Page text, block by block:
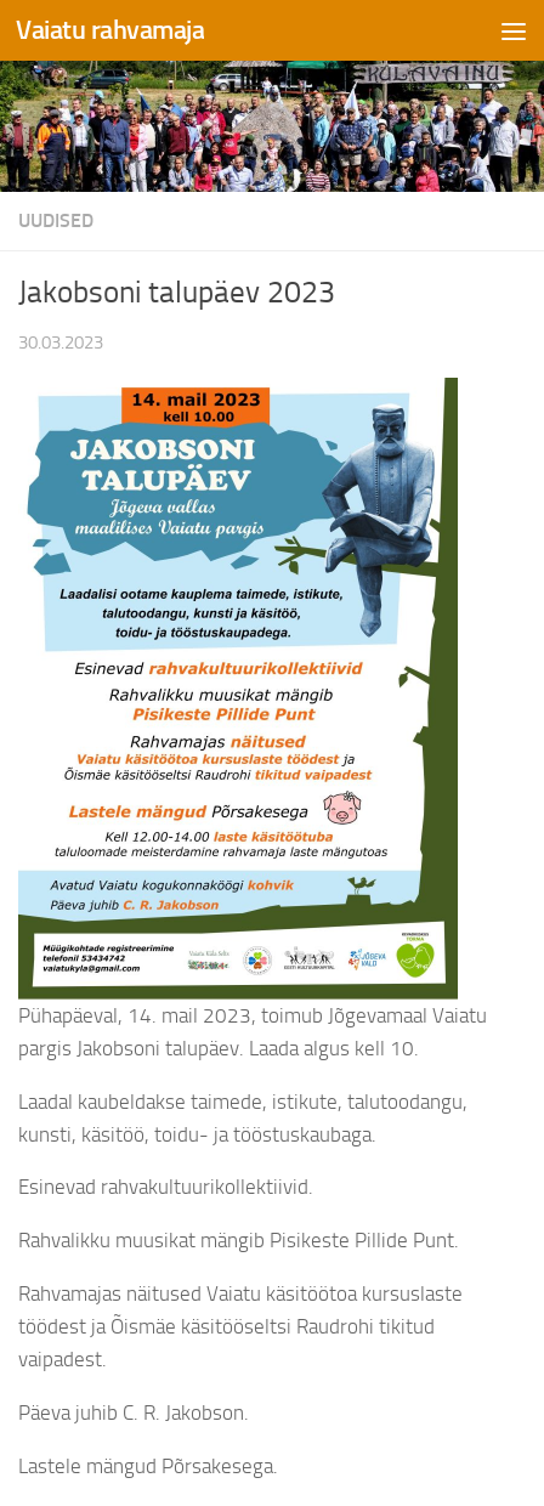
Skip to content
Vaiatu rahvamaja
UUDISED
Jakobsoni talupäev 2023
30.03.2023
Pühapäeval, 14. mail 2023, toimub Jõgevamaal Vaiatu
pargis Jakobsoni talupäev. Laada algus kell 10.
Laadal kaubeldakse taimede, istikute, talutoodangu,
kunsti, käsitöö, toidu- ja tööstuskaubaga.
Esinevad rahvakultuurikollektiivid.
Rahvalikku muusikat mängib Pisikeste Pillide Punt.
Rahvamajas näitused Vaiatu käsitöötoa kursuslaste
töödest ja Õismäe käsitööseltsi Raudrohi tikitud
vaipadest.
Päeva juhib C. R. Jakobson.
Lastele mängud Põrsakesega.